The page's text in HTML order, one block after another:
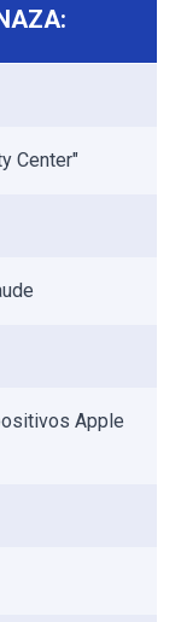
Center"
Apple